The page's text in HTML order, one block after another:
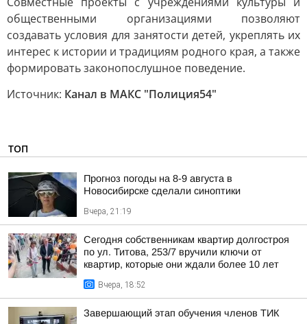
общественными организациями позволяют
создавать условия для занятости детей, укреплять их
интерес к истории и традициям родного края, а также
формировать законопослушное поведение.
Источник: Канал в МАКС "Полиция54"
ТОП
Прогноз погоды на 8-9 августа в
Новосибирске сделали синоптики
Вчера, 21:19
Сегодня собственникам квартир долгостроя
по ул. Титова, 253/7 вручили ключи от
квартир, которые они ждали более 10 лет
Вчера, 18:52
Завершающий этап обучения членов ТИК